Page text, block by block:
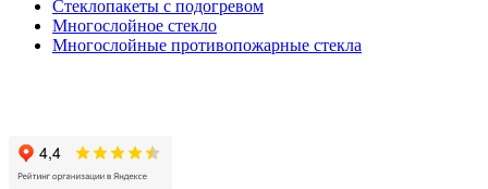
Cтеклопакеты с подогревом
Многослойное стекло
Многослойные противопожарные стекла